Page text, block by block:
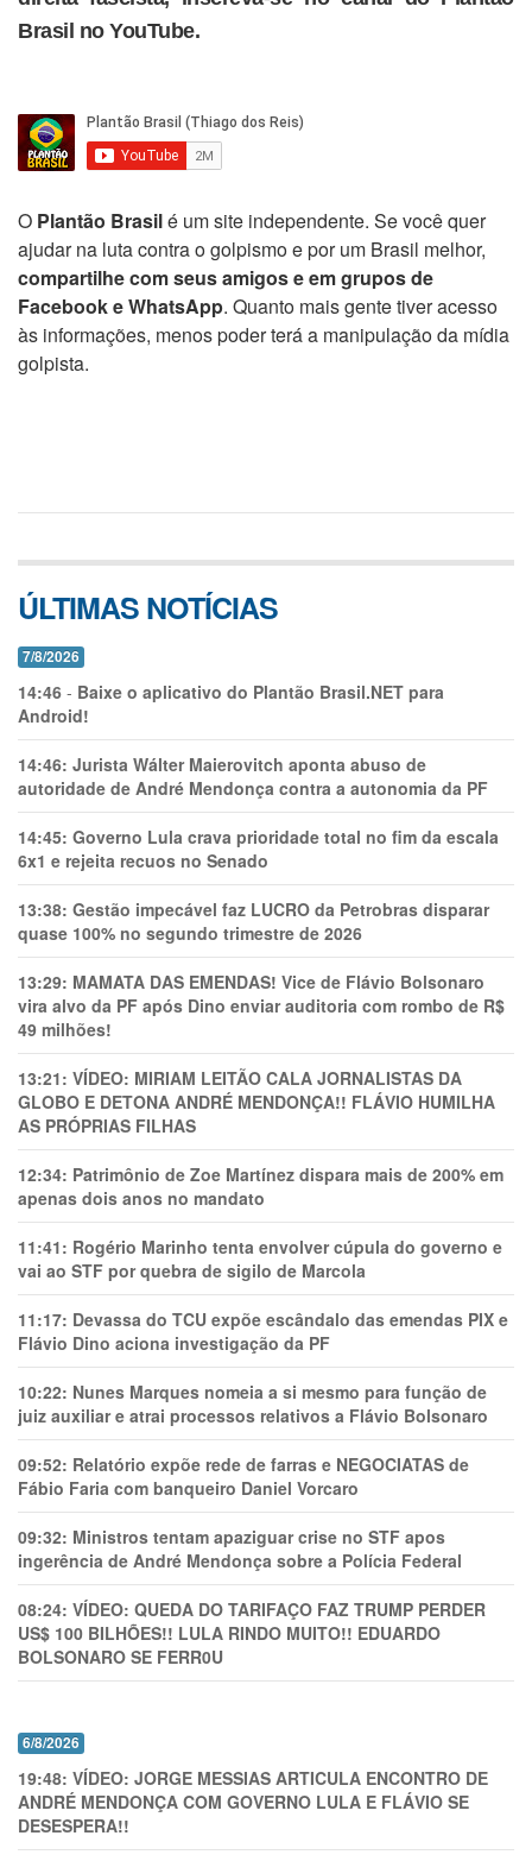
Brasil no YouTube.
O Plantão Brasilé um site independente. Se você quer
ajudar na luta contra o golpismo e por um Brasil melhor,
compartilhe com seus amigos e em grupos de
Facebook e WhatsApp. Quanto mais gente tiver acesso
às informações, menos poder terá a manipulação da mídia
golpista.
ÚLTIMAS NOTÍCIAS
7/8/2026
14:46 - Baixe o aplicativo do Plantão Brasil.NET para
Android!
14:46: Jurista Wálter Maierovitch aponta abuso de
autoridade de André Mendonça contra a autonomia da PF
14:45: Governo Lula crava prioridade total no fim da escala
6x1 e rejeita recuos no Senado
13:38: Gestão impecável faz LUCRO da Petrobras disparar
quase 100% no segundo trimestre de 2026
13:29: MAMATA DAS EMENDAS! Vice de Flávio Bolsonaro
vira alvo da PF após Dino enviar auditoria com rombo de R$
49 milhões!
13:21: VÍDEO: MIRIAM LEITÃO CALA JORNALISTAS DA
GLOBO E DETONA ANDRÉ MENDONÇA!! FLÁVIO HUMILHA
AS PRÓPRIAS FILHAS
12:34: Patrimônio de Zoe Martínez dispara mais de 200% em
apenas dois anos no mandato
11:41: Rogério Marinho tenta envolver cúpula do governo e
vai ao STF por quebra de sigilo de Marcola
11:17: Devassa do TCU expõe escândalo das emendas PIX e
Flávio Dino aciona investigação da PF
10:22: Nunes Marques nomeia a si mesmo para função de
juiz auxiliar e atrai processos relativos a Flávio Bolsonaro
09:52: Relatório expõe rede de farras e NEGOCIATAS de
Fábio Faria com banqueiro Daniel Vorcaro
09:32: Ministros tentam apaziguar crise no STF apos
ingerência de André Mendonça sobre a Polícia Federal
08:24: VÍDEO: QUEDA DO TARIFAÇO FAZ TRUMP PERDER
US$ 100 BILHÕES!! LULA RINDO MUITO!! EDUARDO
BOLSONARO SE FERR0U
6/8/2026
19:48: VÍDEO: JORGE MESSIAS ARTICULA ENCONTRO DE
ANDRÉ MENDONÇA COM GOVERNO LULA E FLÁVIO SE
DESESPERA!!